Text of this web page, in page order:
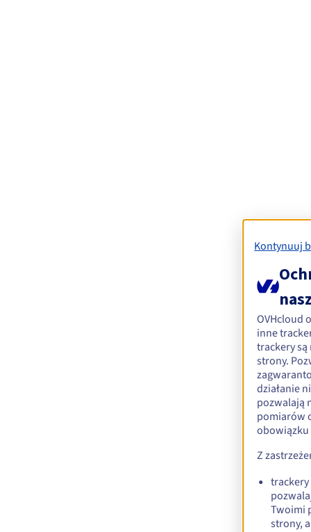
Kontynuuj
OVHcloud
inne
trackery
strony.
działanie
pozwalają
pomiarów
obowiązku
Z
Twoimi
strony,